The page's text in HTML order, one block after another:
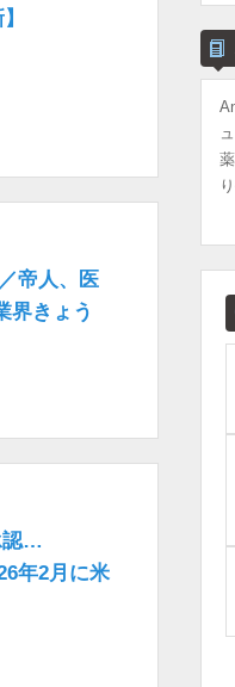
帝人、医
界きょう
認…
年2月に米